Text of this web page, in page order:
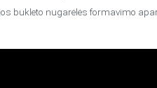
bukleto nugarėlės formavimo